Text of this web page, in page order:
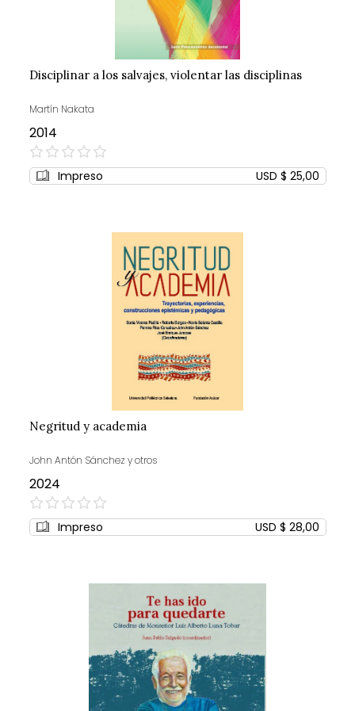
Disciplinar a los salvajes, violentar las disciplinas
Martín Nakata
2014
0%
Impreso USD $ 25,00
Negritud y academia
John Antón Sánchez y otros
2024
0%
Impreso USD $ 28,00